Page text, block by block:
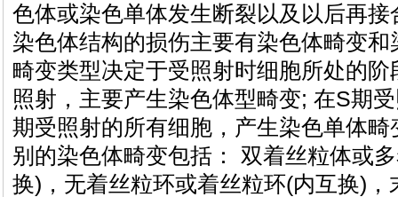
色体或染色单体发生断裂以及以后再
染色体结构的损伤主要有染色体畸变
畸变类型决定于受照射时细胞所处的
照射，主要产生染色体型畸变; 在S期
期受照射的所有细胞，产生染色单体
别的染色体畸变包括： 双着丝粒体或
换)，无着丝粒环或着丝粒环(内互换)